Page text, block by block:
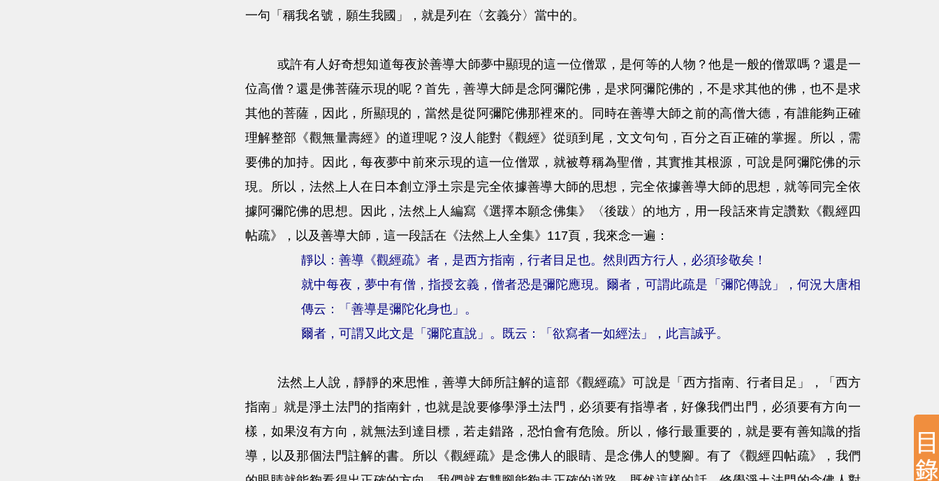
一句「稱我名號，願生我國」，就是列在〈玄義分〉當中的。
或許有人好奇想知道每夜於善導大師夢中顯現的這一位僧眾，是何等的人物？他是一般的僧眾嗎？還是一
位高僧？還是佛菩薩示現的呢？首先，善導大師是念阿彌陀佛，是求阿彌陀佛的，不是求其他的佛，也不是求
其他的菩薩，因此，所顯現的，當然是從阿彌陀佛那裡來的。同時在善導大師之前的高僧大德，有誰能夠正確
理解整部《觀無量壽經》的道理呢？沒人能對《觀經》從頭到尾，文文句句，百分之百正確的掌握。所以，需
要佛的加持。因此，每夜夢中前來示現的這一位僧眾，就被尊稱為聖僧，其實推其根源，可說是阿彌陀佛的示
現。所以，法然上人在日本創立淨土宗是完全依據善導大師的思想，完全依據善導大師的思想，就等同完全依
據阿彌陀佛的思想。因此，法然上人編寫《選擇本願念佛集》〈後跋〉的地方，用一段話來肯定讚歎《觀經四
帖疏》，以及善導大師，這一段話在《法然上人全集》117頁，我來念一遍：
靜以：善導《觀經疏》者，是西方指南，行者目足也。然則西方行人，必須珍敬矣！
就中每夜，夢中有僧，指授玄義，僧者恐是彌陀應現。爾者，可謂此疏是「彌陀傳說」，何況大唐相
傳云：「善導是彌陀化身也」。
爾者，可謂又此文是「彌陀直說」。既云：「欲寫者一如經法」，此言誠乎。
法然上人說，靜靜的來思惟，善導大師所註解的這部《觀經疏》可說是「西方指南、行者目足」，「西方
指南」就是淨土法門的指南針，也就是說要修學淨土法門，必須要有指導者，好像我們出門，必須要有方向一
樣，如果沒有方向，就無法到達目標，若走錯路，恐怕會有危險。所以，修行最重要的，就是要有善知識的指
導，以及那個法門註解的書。所以《觀經疏》是念佛人的眼睛、是念佛人的雙腳。有了《觀經四帖疏》，我們